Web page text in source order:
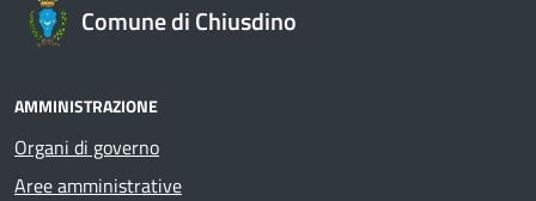
Comune di Chiusdino
AMMINISTRAZIONE
Organi di governo
Aree amministrative